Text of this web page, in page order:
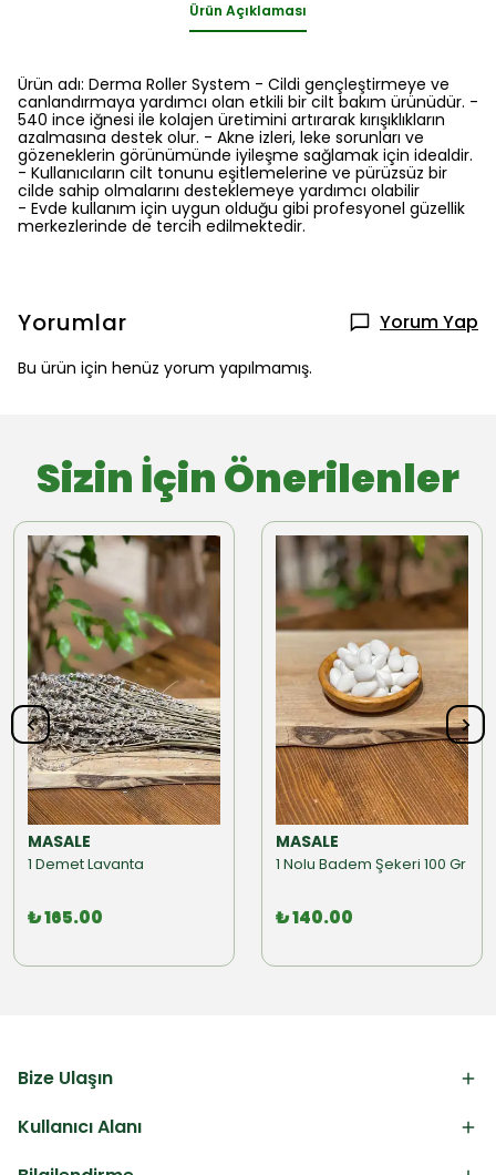
Ürün Açıklaması
Ürün adı: Derma Roller System - Cildi gençleştirmeye ve
canlandırmaya yardımcı olan etkili bir cilt bakım ürünüdür. -
540 ince iğnesi ile kolajen üretimini artırarak kırışıklıkların
azalmasına destek olur. - Akne izleri, leke sorunları ve
gözeneklerin görünümünde iyileşme sağlamak için idealdir.
- Kullanıcıların cilt tonunu eşitlemelerine ve pürüzsüz bir
cilde sahip olmalarını desteklemeye yardımcı olabilir
- Evde kullanım için uygun olduğu gibi profesyonel güzellik
merkezlerinde de tercih edilmektedir.
Yorumlar Yorum Yap
Bu ürün için henüz yorum yapılmamış.
Sizin İçin Önerilenler
MASALE
1 Demet Lavanta
₺ 165.00
MASALE
1 Nolu Badem Şekeri 100 Gr
₺ 140.00
Bize Ulaşın
Kullanıcı Alanı